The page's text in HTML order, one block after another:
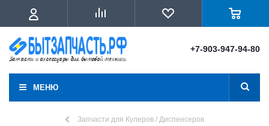
+7-903-947-94-80
МЕНЮ
Запчасти для Кулеров / Диспенсеров